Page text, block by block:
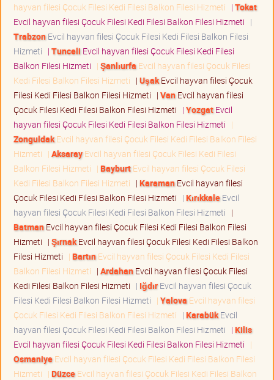
hayvan filesi Çocuk Filesi Kedi Filesi Balkon Filesi Hizmeti | Tokat
Evcil hayvan filesi Çocuk Filesi Kedi Filesi Balkon Filesi Hizmeti |
TrabzonEvcil hayvan filesi Çocuk Filesi Kedi Filesi Balkon Filesi
Hizmeti | Tunceli Evcil hayvan filesi Çocuk Filesi Kedi Filesi
Balkon Filesi Hizmeti | Şanlıurfa Evcil hayvan filesi Çocuk Filesi
Kedi Filesi Balkon Filesi Hizmeti | UşakEvcil hayvan filesi Çocuk
Filesi Kedi Filesi Balkon Filesi Hizmeti | VanEvcil hayvan filesi
Çocuk Filesi Kedi Filesi Balkon Filesi Hizmeti | YozgatEvcil
hayvan filesi Çocuk Filesi Kedi Filesi Balkon Filesi Hizmeti |
ZonguldakEvcil hayvan filesi Çocuk Filesi Kedi Filesi Balkon Filesi
Hizmeti | AksarayEvcil hayvan filesi Çocuk Filesi Kedi Filesi
Balkon Filesi Hizmeti | BayburtEvcil hayvan filesi Çocuk Filesi
Kedi Filesi Balkon Filesi Hizmeti | KaramanEvcil hayvan filesi
Çocuk Filesi Kedi Filesi Balkon Filesi Hizmeti | KırıkkaleEvcil
hayvan filesi Çocuk Filesi Kedi Filesi Balkon Filesi Hizmeti |
BatmanEvcil hayvan filesi Çocuk Filesi Kedi Filesi Balkon Filesi
Hizmeti | ŞırnakEvcil hayvan filesi Çocuk Filesi Kedi Filesi Balkon
Filesi Hizmeti | BartınEvcil hayvan filesi Çocuk Filesi Kedi Filesi
Balkon Filesi Hizmeti | ArdahanEvcil hayvan filesi Çocuk Filesi
Kedi Filesi Balkon Filesi Hizmeti | IğdırEvcil hayvan filesi Çocuk
Filesi Kedi Filesi Balkon Filesi Hizmeti | Yalova Evcil hayvan filesi
Çocuk Filesi Kedi Filesi Balkon Filesi Hizmeti | KarabükEvcil
hayvan filesi Çocuk Filesi Kedi Filesi Balkon Filesi Hizmeti | Kilis
Evcil hayvan filesi Çocuk Filesi Kedi Filesi Balkon Filesi Hizmeti |
OsmaniyeEvcil hayvan filesi Çocuk Filesi Kedi Filesi Balkon Filesi
Hizmeti | DüzceEvcil hayvan filesi Çocuk Filesi Kedi Filesi Balkon